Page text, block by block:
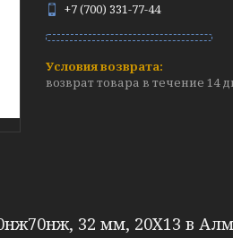
+7 (700) 331-77-44
возврат товара в течение 14
32 мм, 20Х13 в